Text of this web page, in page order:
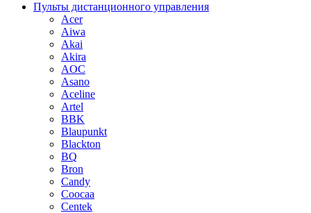
Пульты дистанционного управления
Acer
Aiwa
Akai
Akira
AOC
Asano
Aceline
Artel
BBK
Blaupunkt
Blackton
BQ
Bron
Candy
Coocaa
Centek